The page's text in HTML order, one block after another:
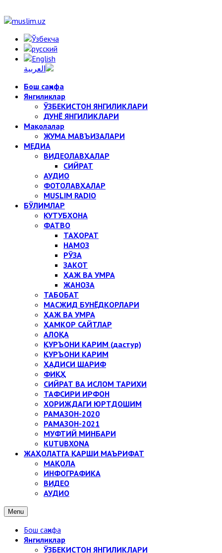
Бош саҳифа
Янгиликлар
ЎЗБЕКИСТОН ЯНГИЛИКЛАРИ
ДУНЁ ЯНГИЛИКЛАРИ
Мақолалар
ЖУМА МАВЪИЗАЛАРИ
МЕДИА
ВИДЕОЛАВҲАЛАР
СИЙРАТ
АУДИО
ФОТОЛАВҲАЛАР
MUSLIM RADIO
БЎЛИМЛАР
КУТУБХОНА
ФАТВО
ТАҲОРАТ
НАМОЗ
РЎЗА
ЗАКОТ
ҲАЖ ВА УМРА
ЖАНОЗА
ТАБОБАТ
МАСЖИД БУНЁДКОРЛАРИ
ҲАЖ ВА УМРА
ҲАМКОР САЙТЛАР
АЛОҚА
ҚУРЪОНИ КАРИМ (дастур)
ҚУРЪОНИ КАРИМ
ҲАДИСИ ШАРИФ
ФИҚҲ
СИЙРАТ ВА ИСЛОМ ТАРИХИ
ТАФСИРИ ИРФОН
ХОРИЖДАГИ ЮРТДОШИМ
РАМАЗОН-2020
РАМАЗОН-2021
МУФТИЙ МИНБАРИ
KUTUBXONA
ЖАҲОЛАТГА ҚАРШИ МАЪРИФАТ
МАҚОЛА
ИНФОГРАФИКА
ВИДЕО
АУДИО
Menu
Бош саҳифа
Янгиликлар
ЎЗБЕКИСТОН ЯНГИЛИКЛАРИ